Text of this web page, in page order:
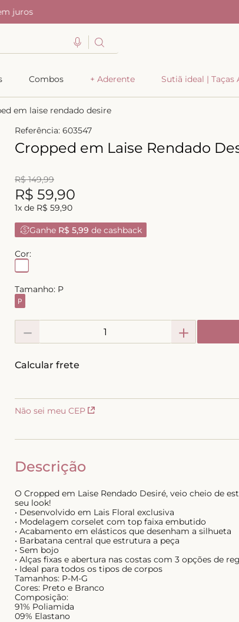
Combos + Aderente Sutiã ideal | Taças
em laise rendado desire
Referência: 603547
Cropped em Laise Rendado
R$ 149,99
R$ 59,90
1x de R$ 59,90
Ganhe R$ 5,99 de cashback
Cor:
Tamanho: P
P
＋
－
Não sei meu CEP
Descrição
O Cropped em Laise Rendado Desiré, veio cheio de
seu look!
• Desenvolvido em Lais Floral exclusiva
• Modelagem corselet com top faixa embutido
• Acabamento em elásticos que desenham a silhueta
• Barbatana central que estrutura a peça
• Sem bojo
• Alças fixas e abertura nas costas com 3 opções de
• Ideal para todos os tipos de corpos
Tamanhos: P-M-G
Cores: Preto e Branco
Composição:
91% Poliamida
09% Elastano